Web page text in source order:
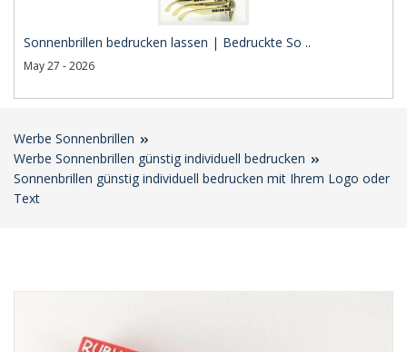
Sonnenbrillen bedrucken lassen | Bedruckte So ..
May 27 - 2026
Werbe Sonnenbrillen
Werbe Sonnenbrillen günstig individuell bedrucken
Sonnenbrillen günstig individuell bedrucken mit Ihrem Logo oder
Text